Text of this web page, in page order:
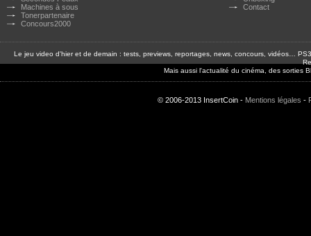
Machines à sous
Tonerpartenaire
Concours2000
Contact
Le jeu video d'hier et de demain : tests, previews, reportages, news, concours, vidéos…
Mais aussi l'actualité du cinéma, des sorties
© 2006-2013 InsertCoin - Mentions légales -